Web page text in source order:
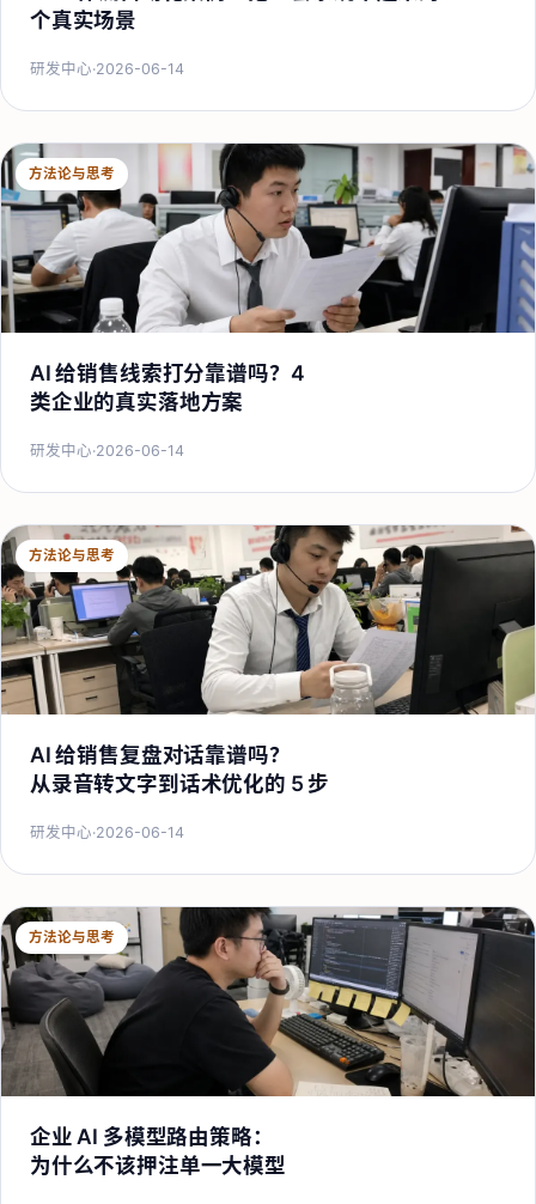
个真实场景
研发中心·2026-06-14
方法论与思考
AI 给销售线索打分靠谱吗？4
类企业的真实落地方案
研发中心·2026-06-14
方法论与思考
AI 给销售复盘对话靠谱吗？
从录音转文字到话术优化的 5 步
研发中心·2026-06-14
方法论与思考
企业 AI 多模型路由策略：
为什么不该押注单一大模型